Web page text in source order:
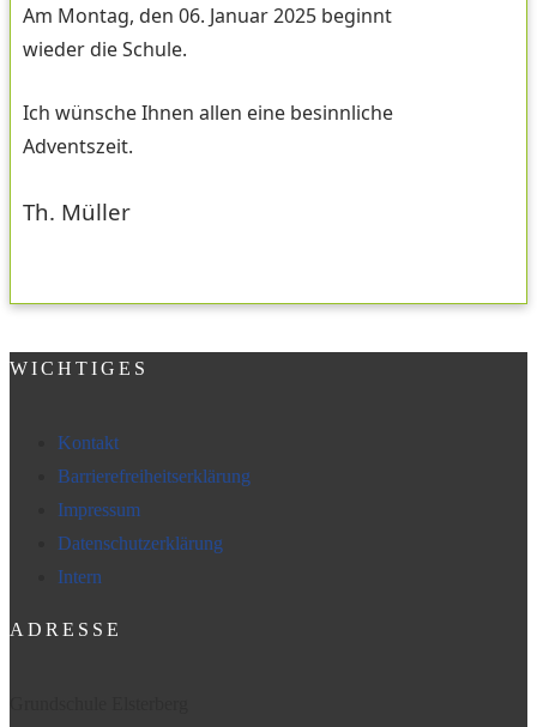
Am Montag, den 06. Januar 2025 beginnt
wieder die Schule.
Ich wünsche Ihnen allen eine besinnliche
Adventszeit.
Th. Müller
WICHTIGES
Kontakt
Barrierefreiheitserklärung
Impressum
Datenschutzerklärung
Intern
ADRESSE